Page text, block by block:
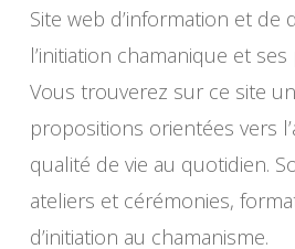
Site web d’information et de
l’initiation chamanique et
Vous trouverez sur ce site
propositions orientées vers
qualité de vie au quotidien.
ateliers et cérémonies,
d’initiation au chamanisme.